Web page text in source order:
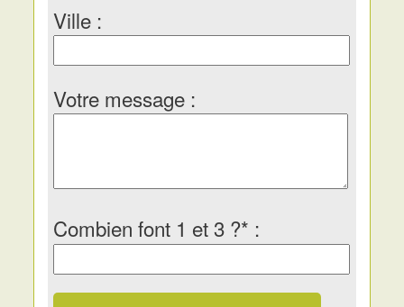
Ville :
Votre message :
Combien font 1 et 3 ?* :